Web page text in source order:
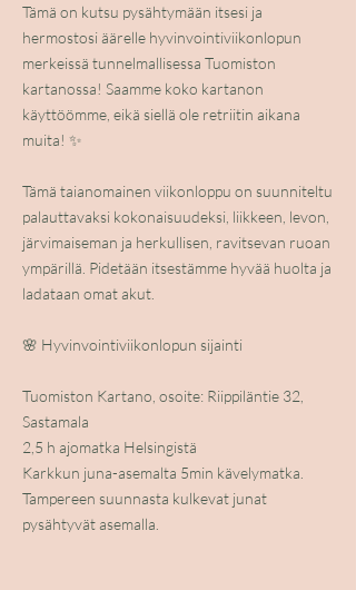
Tämä on kutsu pysähtymään itsesi ja
hermostosi äärelle hyvinvointiviikonlopun
merkeissä tunnelmallisessa Tuomiston
kartanossa! Saamme koko kartanon
käyttöömme, eikä siellä ole retriitin aikana
muita! ✨
Tämä taianomainen viikonloppu on suunniteltu
palauttavaksi kokonaisuudeksi, liikkeen, levon,
järvimaiseman ja herkullisen, ravitsevan ruoan
ympärillä. Pidetään itsestämme hyvää huolta ja
ladataan omat akut.
🌸 Hyvinvointiviikonlopun sijainti
Tuomiston Kartano, osoite: Riippiläntie 32,
Sastamala
2,5 h ajomatka Helsingistä
Karkkun juna-asemalta 5min kävelymatka.
Tampereen suunnasta kulkevat junat
pysähtyvät asemalla.